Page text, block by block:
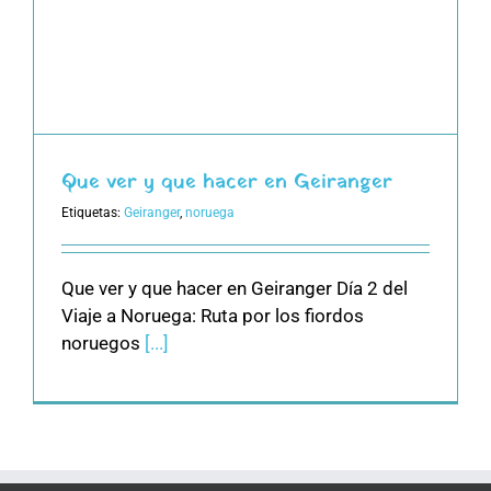
Que ver y que hacer en Geiranger
Etiquetas: Geiranger, noruega
Que ver y que hacer en Geiranger Día 2 del
Viaje a Noruega: Ruta por los fiordos
noruegos [...]